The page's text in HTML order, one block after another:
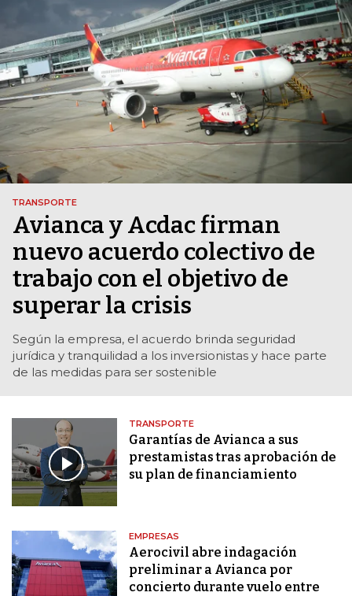
TRANSPORTE
Avianca y Acdac firman
nuevo acuerdo colectivo de
trabajo con el objetivo de
superar la crisis
Según la empresa, el acuerdo brinda seguridad
jurídica y tranquilidad a los inversionistas y hace parte
de las medidas para ser sostenible
TRANSPORTE
Garantías de Avianca a sus
prestamistas tras aprobación de
su plan de financiamiento
EMPRESAS
Aerocivil abre indagación
preliminar a Avianca por
concierto durante vuelo entre